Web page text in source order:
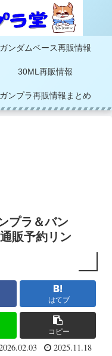
ガンダムベース再販情報
30ML再販情報
ガンプラ再販情報まとめ
プラ＆バン
販予約リン
はてブ
コピー
2025.11.18